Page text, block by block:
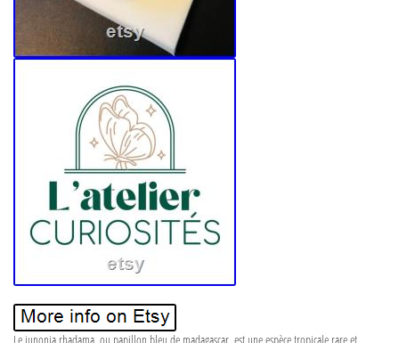
Le junonia rhadama, ou papillon bleu de madagascar, est une espèce tropicale rare et